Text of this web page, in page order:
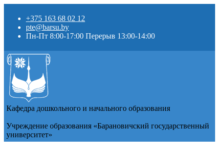
+375 163 68 02 12
pte@barsu.by
Пн-Пт 8:00-17:00 Перерыв 13:00-14:00
Кафедра дошкольного и начального образования
Учреждение образования «Барановичский государственный
университет»